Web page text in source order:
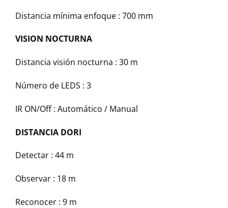
Distancia mínima enfoque : 700 mm
VISION NOCTURNA
Distancia visión nocturna : 30 m
Número de LEDS : 3
IR ON/Off : Automático / Manual
DISTANCIA DORI
Detectar : 44 m
Observar : 18 m
Reconocer : 9 m